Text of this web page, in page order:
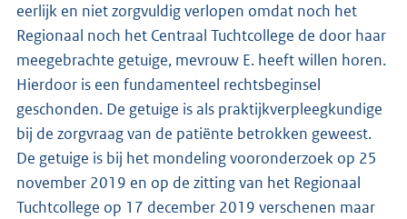
eerlijk en niet zorgvuldig verlopen omdat noch het
Regionaal noch het Centraal Tuchtcollege de door haar
meegebrachte getuige, mevrouw E. heeft willen horen.
Hierdoor is een fundamenteel rechtsbeginsel
geschonden. De getuige is als praktijkverpleegkundige
bij de zorgvraag van de patiënte betrokken geweest.
De getuige is bij het mondeling vooronderzoek op 25
november 2019 en op de zitting van het Regionaal
Tuchtcollege op 17 december 2019 verschenen maar